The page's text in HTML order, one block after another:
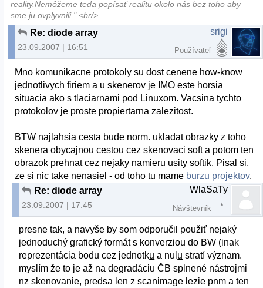
reality.Nemôžeme teda popísať realitu okolo nás bez toho aby
sme ju ovplyvnili." <br/>
Re: diode array
23.09.2007 | 16:51
srigi
Používateľ
Mno komunikacne protokoly su dost cenene how-know
jednotlivych firiem a u skenerov je IMO este horsia
situacia ako s tlaciarnami pod Linuxom. Vacsina tychto
protokolov je proste propiertarna zalezitost.
BTW najlahsia cesta bude norm. ukladat obrazky z toho
skenera obycajnou cestou cez skenovaci soft a potom ten
obrazok prehnat cez nejaky namieru usity softik. Pisal si,
ze si nic take nenasiel - od toho tu mame burzu projektov.
Re: diode array
23.09.2007 | 17:45
WlaSaTy
Návštevník
presne tak, a navyše by som odporučil použiť nejaký
jednoduchý grafický formát s konverziou do BW (inak
reprezentácia bodu cez jednotku a nul u stratí význam.
myslím že to je až na degradáciu ČB splnené nástrojmi
nz skenovanie, predsa len z scanimage lezie pnm a ten